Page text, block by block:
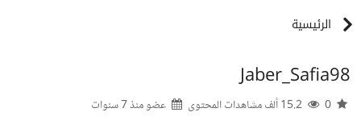
الرئيسية
Jaber_Safia98
عضو منذ7 سنوات